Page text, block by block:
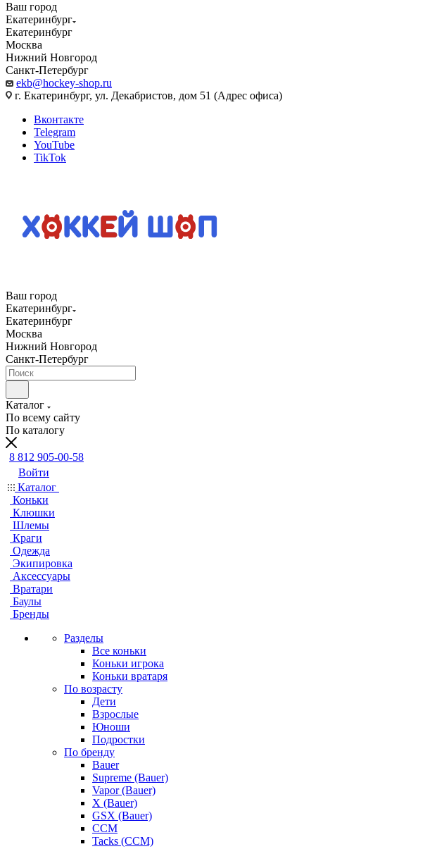
Ваш город
Екатеринбург
Екатеринбург
Москва
Нижний Новгород
Санкт-Петербург
ekb@hockey-shop.ru
г. Екатеринбург, ул. Декабристов, дом 51 (Адрес офиса)
Вконтакте
Telegram
YouTube
TikTok
Ваш город
Екатеринбург
Екатеринбург
Москва
Нижний Новгород
Санкт-Петербург
Каталог
По всему сайту
По каталогу
8 812 905-00-58
Войти
Каталог
Коньки
Клюшки
Шлемы
Краги
Одежда
Экипировка
Аксессуары
Вратари
Баулы
Бренды
Разделы
Все коньки
Коньки игрока
Коньки вратаря
По возрасту
Дети
Взрослые
Юноши
Подростки
По бренду
Bauer
Supreme (Bauer)
Vapor (Bauer)
X (Bauer)
GSX (Bauer)
CCM
Tacks (CCM)